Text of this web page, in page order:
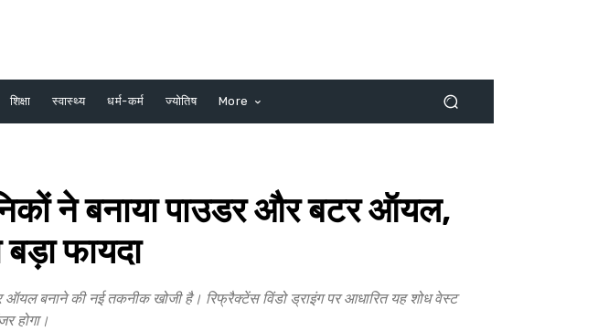
शिक्षा स्वास्थ्य धर्म-कर्म ज्योतिष More
ने बनाया पाउडर और बटर ऑयल,
बड़ा फायदा
ऑयल बनाने की नई तकनीक खोजी है। रिफ्रैक्टेंस विंडो ड्राइंग पर आधारित यह शोध वेस्ट
होगा।